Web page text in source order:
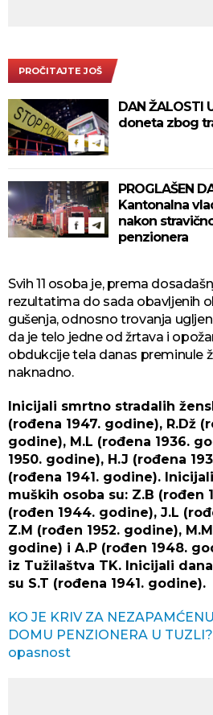
PROČITAJTE JOŠ
DAN ŽALOSTI
doneta zbog
PROGLAŠEN
Kantonalna
nakon
penzionera
Svih 11 osoba je, prema
rezultatima do sada obavljenih
gušenja, odnosno trovanja
da je telo jedne od žrtava i
obdukcije tela danas preminule
naknadno.
Inicijali smrtno stradalih
(rođena 1947. godine), R.Dž
godine), M.L (rođena 1936.
1950. godine), H.J (rođena
(rođena 1941. godine).
muških osoba su: Z.B (rođen
(rođen 1944. godine), J.L
Z.M (rođen 1952. godine),
godine) i A.P (rođen 1948.
iz Tužilaštva TK. Inicijali
su S.T (rođena 1941. godine).
KO JE KRIV ZA
DOMU PENZIONERA U
opasnost